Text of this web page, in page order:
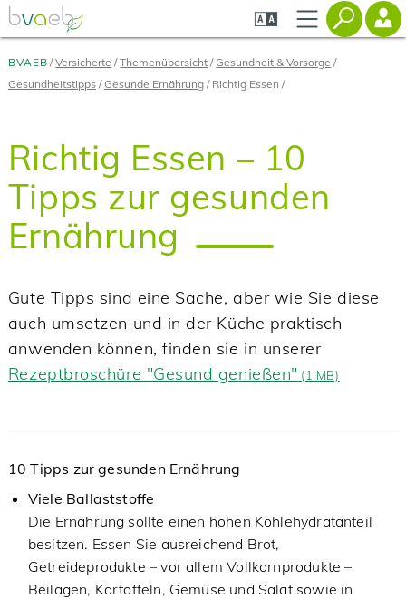
Zum
Seiteninhalt
springen
Zur
Navigation
springen
Zur
Mobilen
Navigation
BVAEB Versicherte Themenübersicht
Gesundheit & Vorsorge
Gesundheitstipps
Gesunde Ernährung Richtig Essen
Richtig Essen – 10
Tipps zur gesunden
Ernährung
Gute Tipps sind eine Sache, aber wie Sie diese
auch umsetzen und in der Küche praktisch
anwenden können, finden sie in unserer
Rezeptbroschüre "Gesund genießen" (1 MB)
10 Tipps zur gesunden Ernährung
Viele Ballaststoffe
Die Ernährung sollte einen hohen Kohlehydratanteil
besitzen. Essen Sie ausreichend Brot,
Getreideprodukte – vor allem Vollkornprodukte –
Beilagen, Kartoffeln, Gemüse und Salat sowie in